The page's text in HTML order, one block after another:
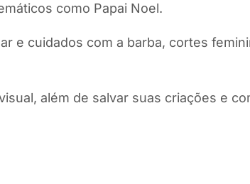
como Papai Noel.
e cuidados com a barba, cortes
além de salvar suas criações e